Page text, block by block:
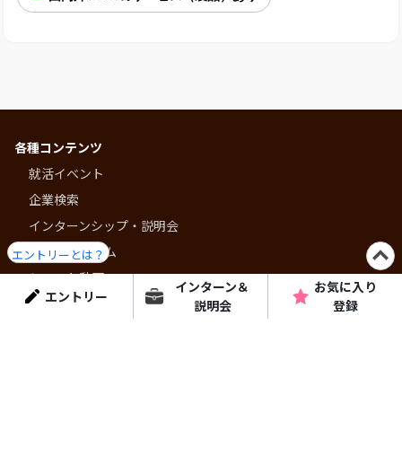
エントリー
エントリーとは？
インターン＆
説明会
お気に入り
登録
各種コンテンツ
就活イベント
企業検索
インターンシップ・説明会
就活プログラム
ショート動画
コラム・特集